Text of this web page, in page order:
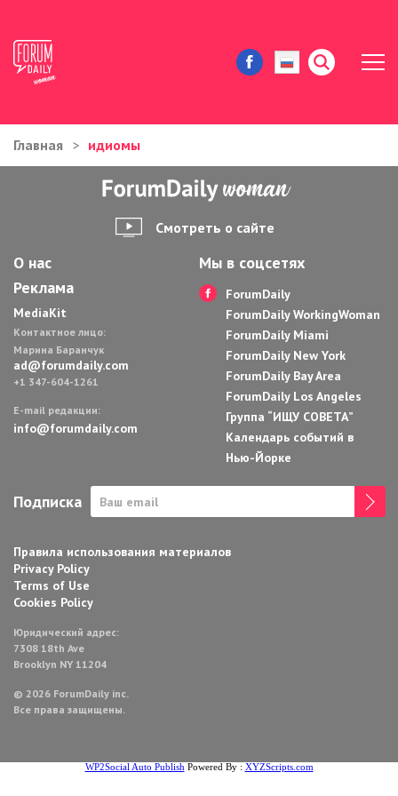
ЖИЗНЬ И ИСТОРИИ
ИММИГРАЦИЯ В США
АВТОРСКИЕ КОЛОНКИ
ЗДОРОВЬЕ И КРАСОТА
ДОМ И ЕДА
Главная идиомы
Смотреть о сайте
О нас
Реклама
MediaKit
Контактное лицо:
Марина Баранчук
ad@forumdaily.com
+1 347-604-1261
E-mail редакции:
info@forumdaily.com
Мы в соцсетях
ForumDaily
ForumDaily WorkingWoman
ForumDaily Miami
ForumDaily New York
ForumDaily Bay Area
ForumDaily Los Angeles
Группа “ИЩУ СОВЕТА”
Календарь событий в
Нью-Йорке
Подписка
Правила использования материалов
Privacy Policy
Terms of Use
Cookies Policy
Юридический адрес:
7308 18th Ave
Brooklyn NY 11204
© 2026 ForumDaily inc.
Все права защищены.
WP2Social Auto Publish Powered By : XYZScripts.com